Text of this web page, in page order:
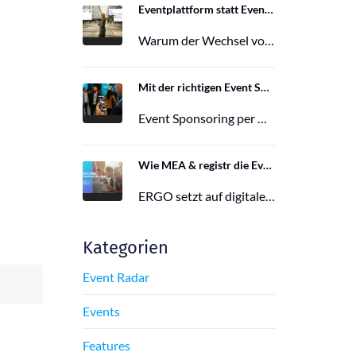
Eventplattform statt Event App: Der Wechsel von der Mobile Event App zu Polario
Warum der Wechsel von der Mobile Event App zu Polario erfolgt und wie Polario als moderne Eventplattform klassische Event Apps…
Mit der richtigen Event Sponsoring App zu mehr Reichweite, Leads und Wirkung
Event Sponsoring per App: messbar, flexibel und interaktiv. Jetzt mehr Sichtbarkeit und Wirkung für dein Event sichern.
Wie MEA & registr die Eventorganisation von 120 ERGO-Events pro Jahr optimieren
ERGO setzt auf digitale Eventorganisation mit MEA & registr. Effizient, nachhaltig und interaktiv – so gelingt moderne Eventplanung.
Kategorien
Event Radar
Events
Features